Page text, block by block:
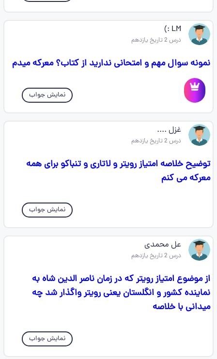
LM ‌:)
درس 2 تاریخ یازدهم
نمونه سوال مهم و امتحانی ندارید از کتاب؟ معرکه میدم
نمایش جواب
غزل ....
درس 2 تاریخ یازدهم
توضیح خلاصه امتیاز رویتر و لاتاری و تنباکو برای همه
معرکه می کنم
نمایش جواب
عل محمدی
درس 2 تاریخ یازدهم
از موضوع امتیاز رویتر که در زمان ناصر الدین شاه به
نماینده کشور و انگلستان یعنی رویتر واگذار شد چه
میدانی‌ با خلاصه
نمایش جواب